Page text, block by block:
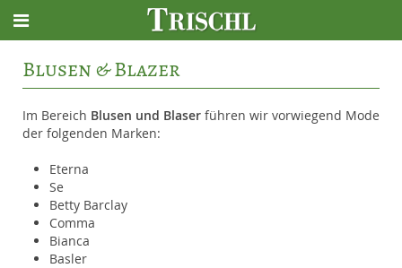
Blusen & Blazer
Im Bereich Blusen und Blaser führen wir vorwiegend Mode
der folgenden Marken:
Eterna
Se
Betty Barclay
Comma
Bianca
Basler